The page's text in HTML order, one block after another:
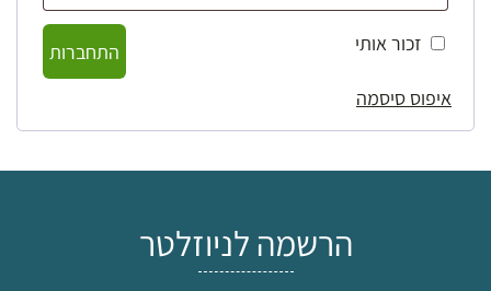
זכור אותי
התחברות
איפוס סיסמה
הרשמה לניוזלטר